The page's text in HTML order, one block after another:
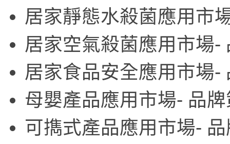
居家靜態水殺菌應用市
居家空氣殺菌應用市場-
居家食品安全應用市場-
母嬰產品應用市場- 品
可擕式產品應用市場-